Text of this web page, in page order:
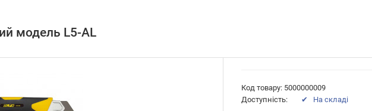
модель L5-AL
Код товару: 5000000009
Доступність:
✔ На складі